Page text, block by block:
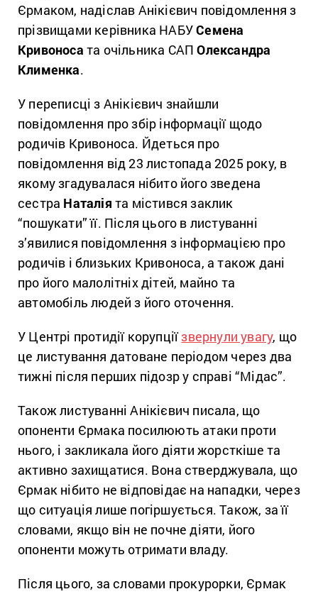
Єрмаком, надіслав Анікієвич повідомлення з
прізвищами керівника НАБУСемена
Кривоноса та очільника САПОлександра
Клименка.
У переписці з Анікієвич знайшли
повідомлення про збір інформації щодо
родичів Кривоноса. Йдеться про
повідомлення від 23 листопада 2025 року, в
якому згадувалася нібито його зведена
сестра Наталія та містився заклик
“пошукати” її. Після цього в листуванні
з’явилися повідомлення з інформацією про
родичів і близьких Кривоноса, а також дані
про його малолітніх дітей, майно та
автомобіль людей з його оточення.
У Центрі протидії корупціїзвернули увагу, що
це листування датоване періодом через два
тижні після перших підозр у справі “Мідас”.
Також листуванні Анікієвич писала, що
опоненти Єрмака посилюють атаки проти
нього, і закликала його діяти жорсткіше та
активно захищатися. Вона стверджувала, що
Єрмак нібито не відповідає на нападки, через
що ситуація лише погіршується. Також, за її
словами, якщо він не почне діяти, його
опоненти можуть отримати владу.
Після цього, за словами прокурорки, Єрмак